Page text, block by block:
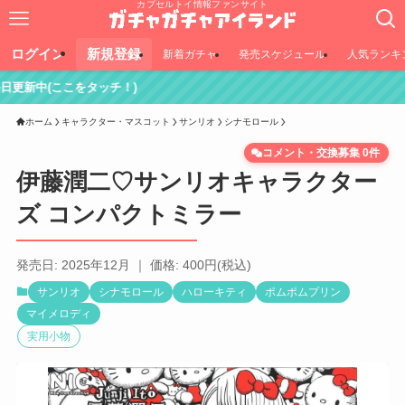
カプセルトイ情報ファンサイト
ログイン 新規登録 新着ガチャ 発売スケジュール 人気ランキ
ホーム キャラクター・マスコット サンリオ シナモロール
伊藤潤二♡サンリオキャラクター
ズ コンパクトミラー
コメント・交換募集 0件
発売日: 2025年12月 ｜ 価格: 400円(税込)
サンリオ シナモロール ハローキティ
ポムポムプリン
マイメロディ
実用小物